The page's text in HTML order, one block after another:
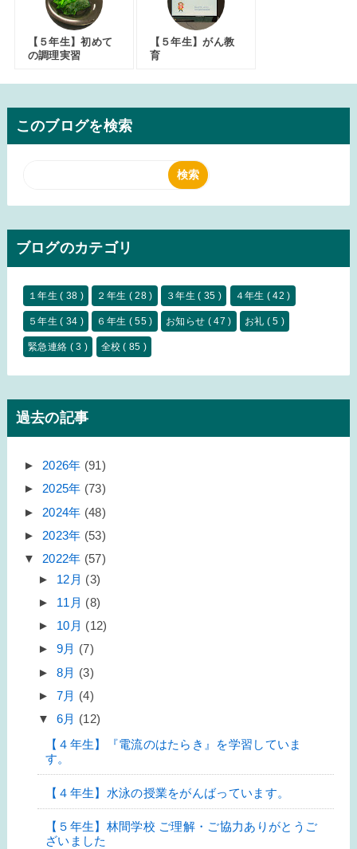
【５年生】初めて
の調理実習
【５年生】がん教
育
このブログを検索
ブログのカテゴリ
１年生( 38 ) ２年生 ( 28 ) ３年生( 35 ) ４年生 ( 42 )
５年生( 34 ) ６年生 ( 55 ) お知らせ ( 47 ) お礼 ( 5 )
緊急連絡 ( 3 ) 全校( 85 )
過去の記事
► 2026年 (91)
► 2025年 (73)
► 2024年 (48)
► 2023年 (53)
▼ 2022年 (57)
► 12月 (3)
► 11月 (8)
► 10月 (12)
► 9月 (7)
► 8月 (3)
► 7月 (4)
▼ 6月 (12)
【４年生】『電流のはたらき』を学習していま
す。
【４年生】水泳の授業をがんばっています。
【５年生】林間学校 ご理解・ご協力ありがとうご
ざいました